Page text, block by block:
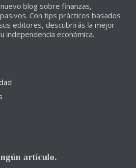
blog sobre finanzas,
Con tips prácticos basados
editores, descubrirás la mejor
independencia económica.
artículo.